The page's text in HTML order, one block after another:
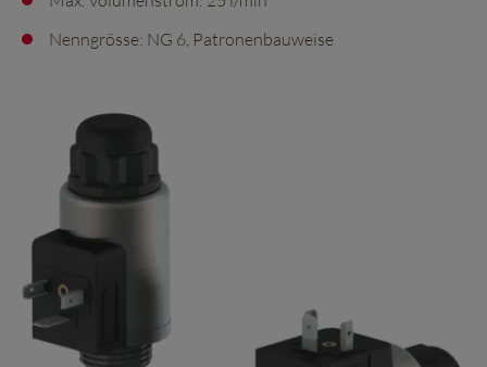
Nenngrösse: NG 6, Patronenbauweise